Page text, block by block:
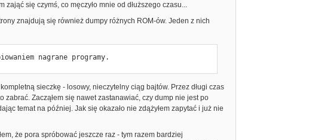
się czymś, co męczyło mnie od dłuższego czasu...
znajdują się również dumpy różnych ROM-ów. Jeden z nich
nagrane programy.
sieczkę - losowy, nieczytelny ciąg bajtów. Przez długi czas
zabrać. Zacząłem się nawet zastanawiać, czy dump nie jest po
temat na później. Jak się okazało nie zdążyłem zapytać i już nie
że pora spróbować jeszcze raz - tym razem bardziej